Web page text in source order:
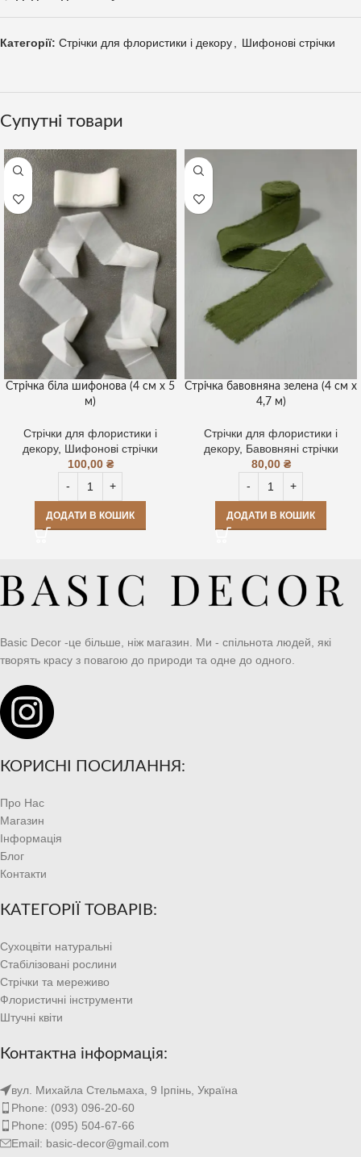
Категорії: Стрічки для флористики і декору Шифонові стрічки
Супутні товари
Стрічка біла шифонова (4 см х 5
м)
Стрічки для флористики і
декору, Шифонові стрічки
100,00 ₴
ДОДАТИ В КОШИК
Стрічка бавовняна зелена (4 см х
4,7 м)
Стрічки для флористики і
декору, Бавовняні стрічки
80,00 ₴
ДОДАТИ В КОШИК
Basic Decor -це більше, ніж магазин. Ми - спільнота людей, які
творять красу з повагою до природи та одне до одного.
КОРИСНІ ПОСИЛАННЯ:
Про Нас
Магазин
Інформація
Блог
Контакти
КАТЕГОРІЇ ТОВАРІВ:
Сухоцвіти натуральні
Стабілізовані рослини
Стрічки та мереживо
Флористичні інструменти
Штучні квіти
Контактна інформація:
вул. Михайла Стельмаха, 9 Ірпінь, Україна
Phone: (093) 096-20-60
Phone: (095) 504-67-66
Email: basic-decor@gmail.com